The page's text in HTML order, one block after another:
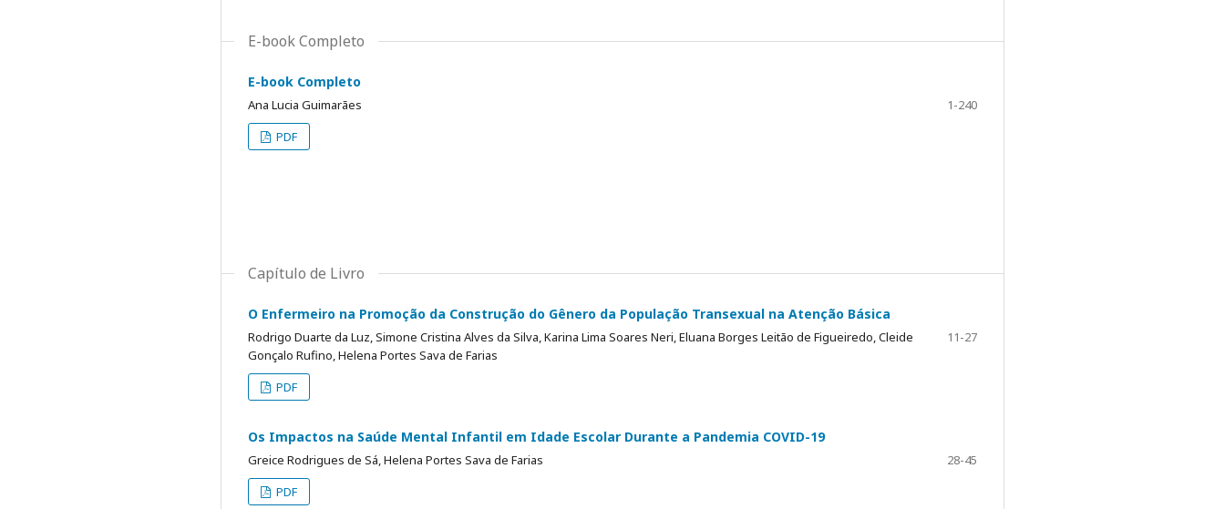
E-book Completo
E-book Completo
Ana Lucia Guimarães
1-240
PDF
Capítulo de Livro
O Enfermeiro na Promoção da Construção do Gênero da População Transexual na Atenção Básica
Rodrigo Duarte da Luz, Simone Cristina Alves da Silva, Karina Lima Soares Neri, Eluana Borges Leitão de Figueiredo, Cleide
Gonçalo Rufino, Helena Portes Sava de Farias
11-27
PDF
Os Impactos na Saúde Mental Infantil em Idade Escolar Durante a Pandemia COVID-19
Greice Rodrigues de Sá, Helena Portes Sava de Farias
28-45
PDF